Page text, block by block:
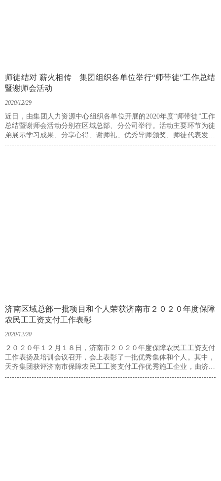
师徒结对 薪火相传 集团组织各单位举行“师带徒”工作总结
暨谢师会活动
2020/12/29
近日，由集团人力资源中心组织各单位开展的2020年度“师带徒”工作
总结暨谢师会活动分别在区域总部、分公司举行。活动主要环节为徒
弟展示学习成果、分享心得、谢师礼、优秀导师颁奖、师徒代表发言
等，通过活动交流，徒弟深切的表达出了对师傅的感谢，拉近了师徒
济南区域总部一批项目和个人荣获济南市２０２０年度保障
农民工工资支付工作表彰
2020/12/20
２０２０年１２月１８日，济南市２０２０年度保障农民工工资支付
工作表扬及培训会议召开，会上表彰了一批优秀集体和个人。其中，
天齐集团获评济南市保障农民工工资支付工作优秀施工企业，由济南
区域总部施工的历下总部商务中心项目、鲁能领袖公馆Ａ地块二标段